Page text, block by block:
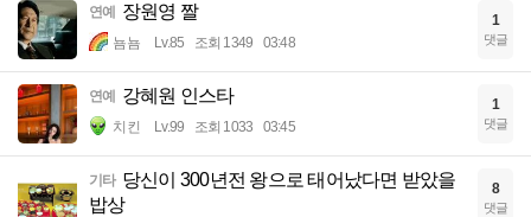
연예 장원영 짤
뇸뇸 Lv.85 조회 1349 03:48
1
댓글
연예 강혜원 인스타
치킨 Lv.99 조회 1033 03:45
1
댓글
기타 당신이 300년전 왕으로 태어났다면 받았을
밥상
8
댓글